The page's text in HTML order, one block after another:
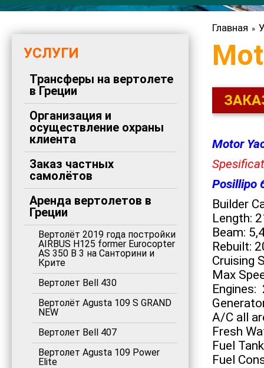
УСЛУГИ
Трансферы на вертолете
в Греции
Организация и
осуществление охраны
клиента
Заказ частных
самолётов
Аренда вертолетов в
Греции
Вертолёт 2019 года постройки
AIRBUS H125 former Eurocopter
AS 350 B 3 на Санторини и
Крите
Вертолет Bell 430
Вертолёт Agusta 109 S GRAND
NEW
Вертолет Bell 407
Вертолет Agusta 109 Power
Elite
Главная »
Motor
Posillipo
Builder
Length:
Beam:
Rebuilt:
Cruising
Max
Engines:
A/C all
Fresh
Fuel
Fuel